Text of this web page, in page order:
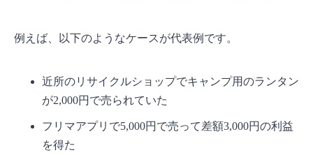
例えば、以下のようなケースが代表例です。
近所のリサイクルショップでキャンプ用のランタン
が2,000円で売られていた
フリマアプリで5,000円で売って差額3,000円の利益
を得た